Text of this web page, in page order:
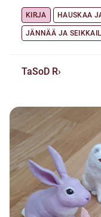
KIRJA HAUSKAA
JÄNNÄÄ JA
TaSoD R